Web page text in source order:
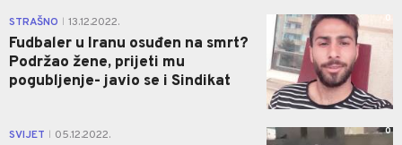
STRAŠNO 13.12.2022.
Fudbaler u Iranu osuđen na smrt?
Podržao žene, prijeti mu
pogubljenje- javio se i Sindikat
0
SVIJET 05.12.2022. 0